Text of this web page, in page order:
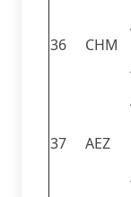
36 CHM
37 AEZ